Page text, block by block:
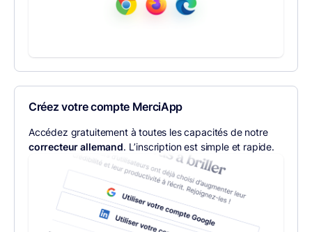
Créez votre compte MerciApp
Accédez gratuitement à toutes les capacités de notre
correcteur allemand. L’inscription est simple et rapide.